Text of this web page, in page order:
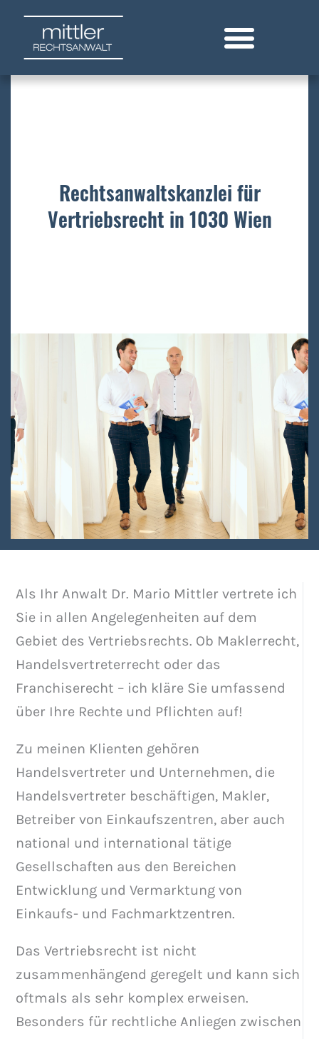
Zum
springen
Rechtsanwaltskanzlei für
Vertriebsrecht in 1030 Wien
Als Ihr Anwalt Dr. Mario Mittler vertrete ich
Sie in allen Angelegenheiten auf dem
Gebiet des Vertriebsrechts. Ob Maklerrecht,
Handelsvertreterrecht oder das
Franchiserecht – ich kläre Sie umfassend
über Ihre Rechte und Pflichten auf!
Zu meinen Klienten gehören
Handelsvertreter und Unternehmen, die
Handelsvertreter beschäftigen, Makler,
Betreiber von Einkaufszentren, aber auch
national und international tätige
Gesellschaften aus den Bereichen
Entwicklung und Vermarktung von
Einkaufs- und Fachmarktzentren.
Das Vertriebsrecht ist nicht
zusammenhängend geregelt und kann sich
oftmals als sehr komplex erweisen.
Besonders für rechtliche Anliegen zwischen